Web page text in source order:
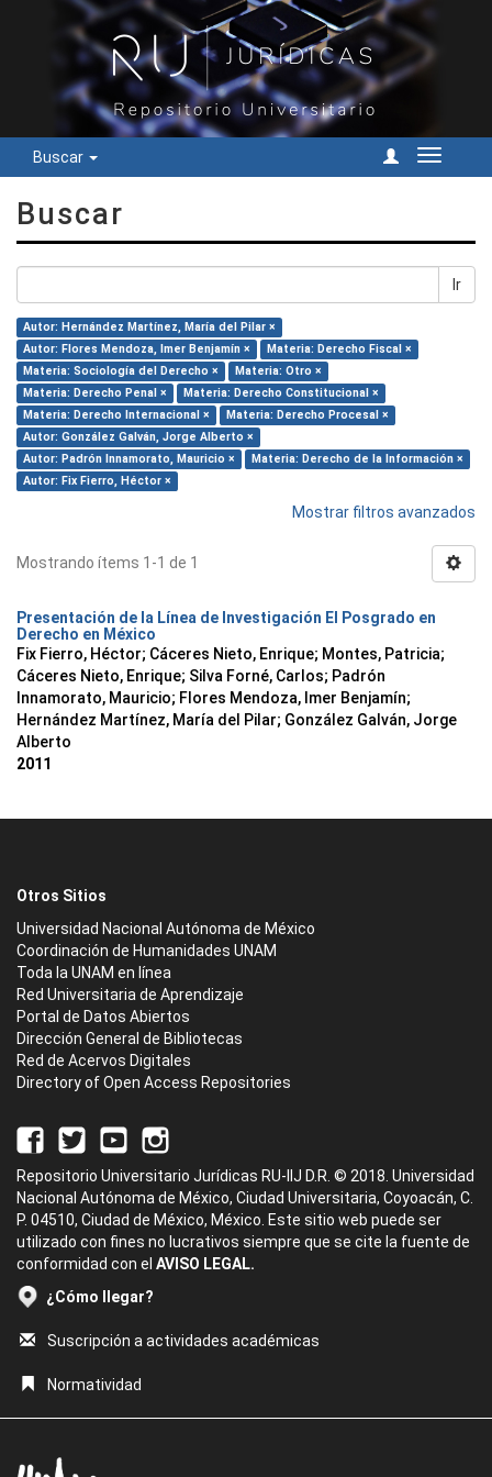
Buscar
Cambiar
Buscar
Ir
Autor: Hernández Martínez, María del Pilar ×
Autor: Flores Mendoza, Imer Benjamín ×
Materia: Derecho Fiscal ×
Materia: Sociología del Derecho ×
Materia: Otro ×
Materia: Derecho Penal ×
Materia: Derecho Constitucional ×
Materia: Derecho Internacional ×
Materia: Derecho Procesal ×
Autor: González Galván, Jorge Alberto ×
Autor: Padrón Innamorato, Mauricio ×
Materia: Derecho de la Información ×
Autor: Fix Fierro, Héctor ×
Mostrar filtros avanzados
Mostrando ítems 1-1 de 1
Presentación de la Línea de Investigación El Posgrado en
Derecho en México
Fix Fierro, Héctor; Cáceres Nieto, Enrique; Montes, Patricia;
Cáceres Nieto, Enrique; Silva Forné, Carlos; Padrón
Innamorato, Mauricio; Flores Mendoza, Imer Benjamín;
Hernández Martínez, María del Pilar; González Galván, Jorge
Alberto
2011
Otros Sitios
Universidad Nacional Autónoma de México
Coordinación de Humanidades UNAM
Toda la UNAM en línea
Red Universitaria de Aprendizaje
Portal de Datos Abiertos
Dirección General de Bibliotecas
Red de Acervos Digitales
Directory of Open Access Repositories
Repositorio Universitario Jurídicas RU-IIJ D.R. © 2018. Universidad
Nacional Autónoma de México, Ciudad Universitaria, Coyoacán, C.
P. 04510, Ciudad de México, México. Este sitio web puede ser
utilizado con fines no lucrativos siempre que se cite la fuente de
conformidad con el AVISO LEGAL.
¿Cómo llegar?
Suscripción a actividades académicas
Normatividad